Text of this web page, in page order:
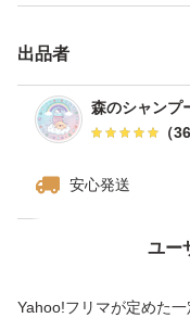
す。
出品者
森のシャンプ
（
安心発送
ユー
Yahoo!フリマが定めた
価格の相談